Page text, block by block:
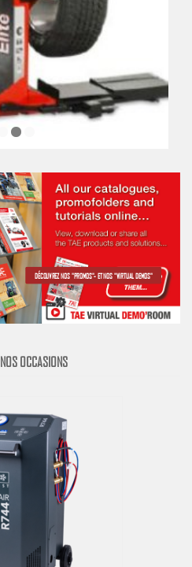
DÉCOUVREZ NOS "PROMOS"- ET NOS "VIRTUAL DEMOS"
NOS OCCASIONS